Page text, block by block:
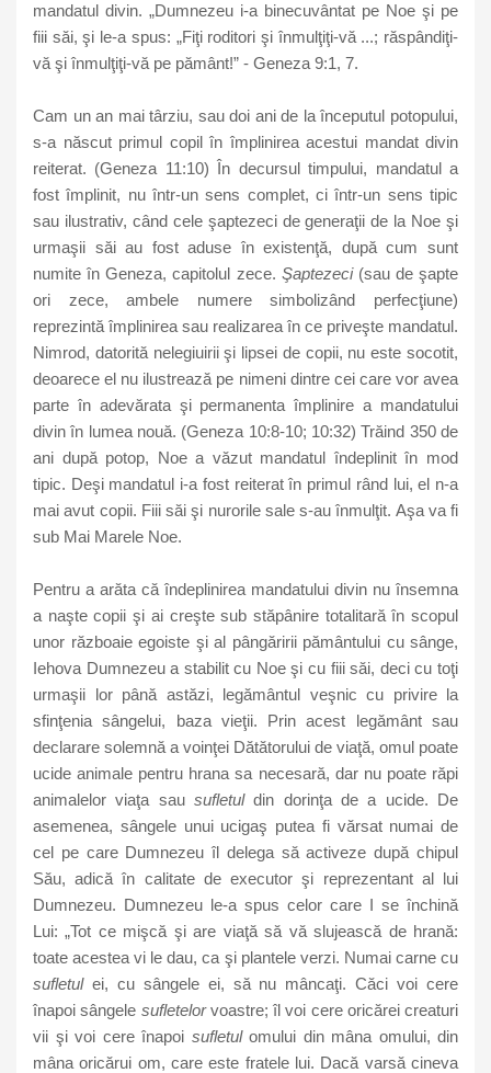
mandatul divin. „Dumnezeu i-a binecuvântat pe Noe şi pe
fiii săi, şi le-a spus: „Fiţi roditori şi înmulţiţi-vă ...; răspândiţi-
vă şi înmulţiţi-vă pe pământ!” - Geneza 9:1, 7.
Cam un an mai târziu, sau doi ani de la începutul potopului,
s-a născut primul copil în împlinirea acestui mandat divin
reiterat. (Geneza 11:10) În decursul timpului, mandatul a
fost împlinit, nu într-un sens complet, ci într-un sens tipic
sau ilustrativ, când cele şaptezeci de generaţii de la Noe şi
urmaşii săi au fost aduse în existenţă, după cum sunt
numite în Geneza, capitolul zece. Şaptezeci (sau de şapte
ori zece, ambele numere simbolizând perfecţiune)
reprezintă împlinirea sau realizarea în ce priveşte mandatul.
Nimrod, datorită nelegiuirii şi lipsei de copii, nu este socotit,
deoarece el nu ilustrează pe nimeni dintre cei care vor avea
parte în adevărata şi permanenta împlinire a mandatului
divin în lumea nouă. (Geneza 10:8-10; 10:32) Trăind 350 de
ani după potop, Noe a văzut mandatul îndeplinit în mod
tipic. Deşi mandatul i-a fost reiterat în primul rând lui, el n-a
mai avut copii. Fiii săi şi nurorile sale s-au înmulţit. Aşa va fi
sub Mai Marele Noe.
Pentru a arăta că îndeplinirea mandatului divin nu însemna
a naşte copii şi ai creşte sub stăpânire totalitară în scopul
unor războaie egoiste şi al pângăririi pământului cu sânge,
Iehova Dumnezeu a stabilit cu Noe şi cu fiii săi, deci cu toţi
urmaşii lor până astăzi, legământul veşnic cu privire la
sfinţenia sângelui, baza vieţii. Prin acest legământ sau
declarare solemnă a voinţei Dătătorului de viaţă, omul poate
ucide animale pentru hrana sa necesară, dar nu poate răpi
animalelor viaţa sau sufletuldin dorinţa de a ucide. De
asemenea, sângele unui ucigaş putea fi vărsat numai de
cel pe care Dumnezeu îl delega să activeze după chipul
Său, adică în calitate de executor şi reprezentant al lui
Dumnezeu. Dumnezeu le-a spus celor care I se închină
Lui: „Tot ce mişcă şi are viaţă să vă slujească de hrană:
toate acestea vi le dau, ca şi plantele verzi. Numai carne cu
sufletul ei, cu sângele ei, să nu mâncaţi. Căci voi cere
înapoi sângele sufletelorvoastre; îl voi cere oricărei creaturi
vii şi voi cere înapoi sufletul omului din mâna omului, din
mâna oricărui om, care este fratele lui. Dacă varsă cineva